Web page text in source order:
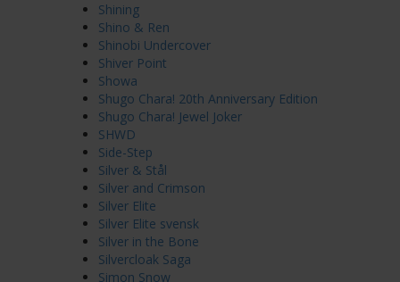
Shining
Shino & Ren
Shinobi Undercover
Shiver Point
Showa
Shugo Chara! 20th Anniversary Edition
Shugo Chara! Jewel Joker
SHWD
Side-Step
Silver & Stål
Silver and Crimson
Silver Elite
Silver Elite svensk
Silver in the Bone
Silvercloak Saga
Simon Snow